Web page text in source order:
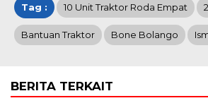
Tag : 10 Unit Traktor Roda Empat
Bantuan Traktor Bone Bolango
BERITA TERKAIT